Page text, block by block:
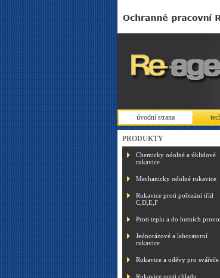
úvodní strana
PRODUKTY
Chemicky odolné a úklidové
rukavice
Mechanicky odolné rukavice
Rukavice proti pořezání tříd
C,D,E,F
Proti teplu a do hutních
Jednorázové a laboratorní
rukavice
Rukavice a oděvy pro svářeče
Rukavice proti chladu